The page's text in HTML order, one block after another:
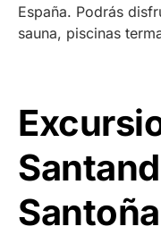
España. Podrás
sauna, piscinas
Santoña